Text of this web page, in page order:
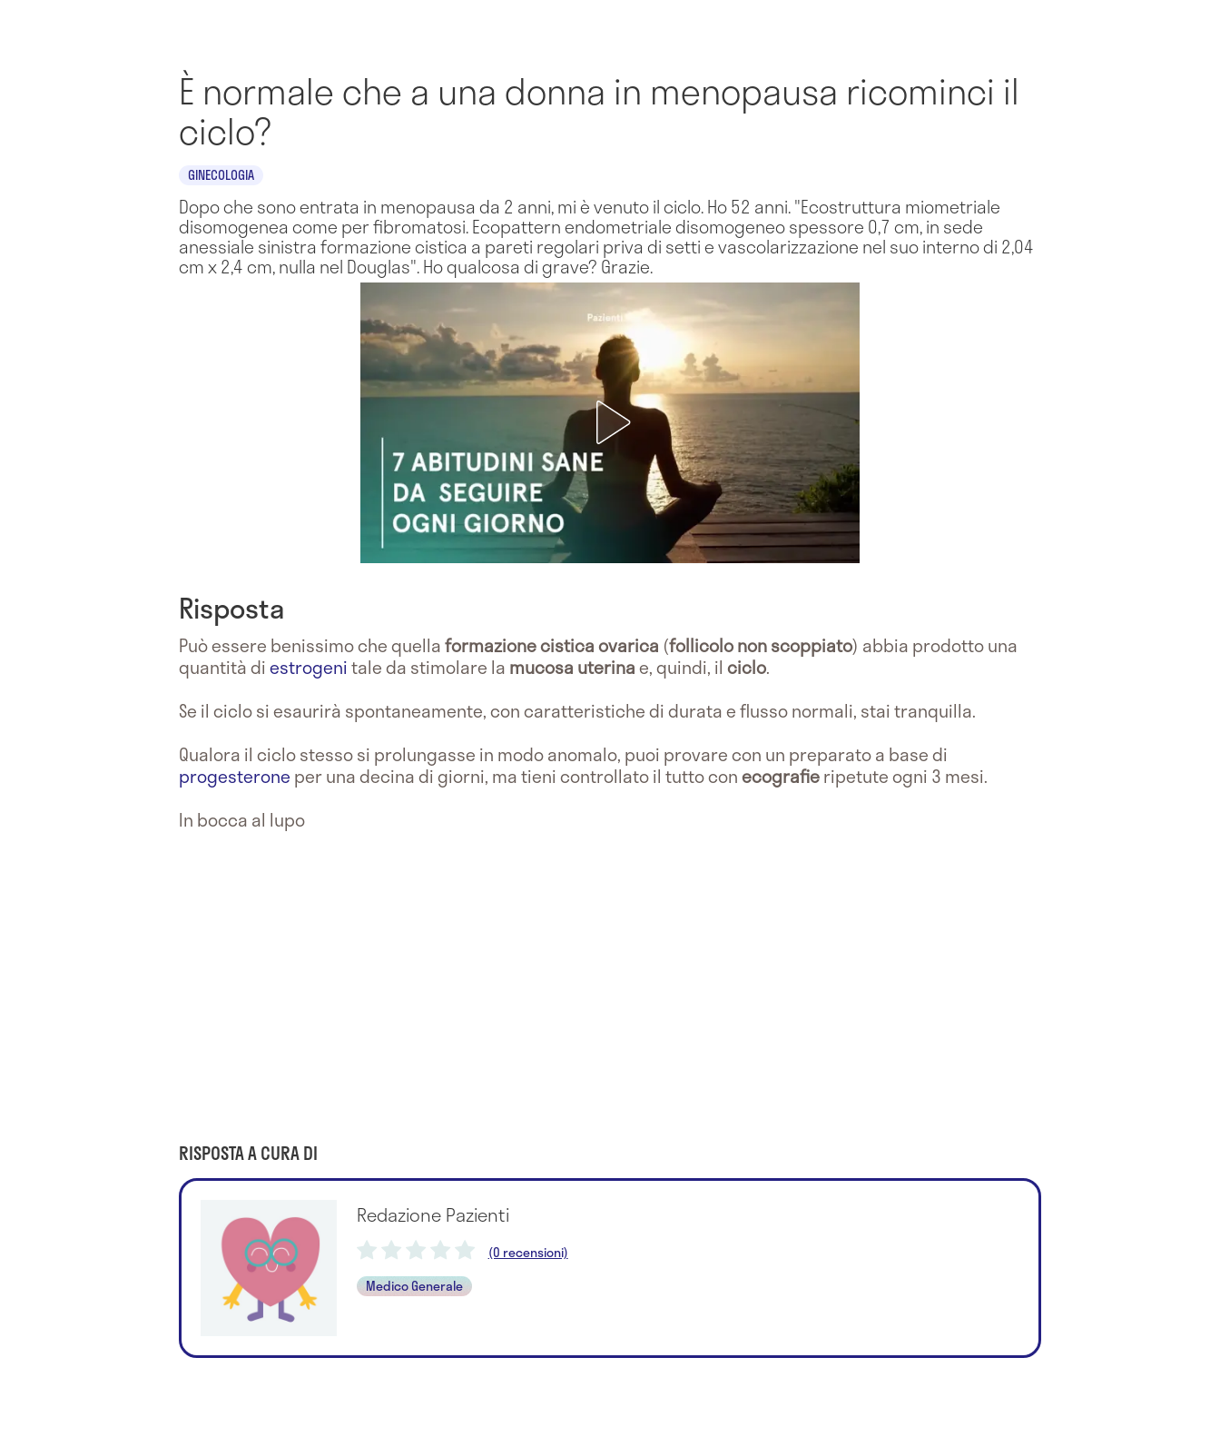
È normale che a una donna in menopausa ricominci il
ciclo?
GINECOLOGIA
Dopo che sono entrata in menopausa da 2 anni, mi è venuto il ciclo. Ho 52 anni. "Ecostruttura miometriale
disomogenea come per fibromatosi. Ecopattern endometriale disomogeneo spessore 0,7 cm, in sede
anessiale sinistra formazione cistica a pareti regolari priva di setti e vascolarizzazione nel suo interno di 2,04
cm x 2,4 cm, nulla nel Douglas". Ho qualcosa di grave? Grazie.
Risposta
Può essere benissimo che quellaformazione cistica ovarica (follicolo non scoppiato) abbia prodotto una
quantità diestrogenitale da stimolare la mucosa uterinae, quindi, il ciclo.
Se il ciclo si esaurirà spontaneamente, con caratteristiche di durata e flusso normali, stai tranquilla.
Qualora il ciclo stesso si prolungasse in modo anomalo, puoi provare con un preparato a base di
progesterone per una decina di giorni, ma tieni controllato il tutto conecografieripetute ogni 3 mesi.
In bocca al lupo
RISPOSTA A CURA DI
Redazione Pazienti
(0 recensioni)
Medico Generale